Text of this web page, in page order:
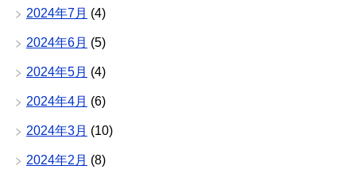
2024年7月 (4)
2024年6月 (5)
2024年5月 (4)
2024年4月 (6)
2024年3月 (10)
2024年2月 (8)